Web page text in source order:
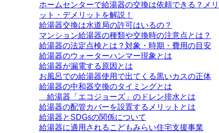
ホームセンターで給湯器の交換は依頼できる？メリ
ット・デメリットを解説！
給湯器交換は水道局の許可はいるの？
マンション給湯器の種類や交換時の注意点とは？
給湯器の法定点検とは？対象・時期・費用の目安
給湯器のウォーターハンマー現象とは
給湯器が漏電する原因とは
お風呂での給湯器使用で出てくる黒いカスの正体
給湯器の中和器交換のタイミングとは
給湯器「エコジョーズ」のドレン排水とは
給湯器の配管カバーを設置するメリットとは
給湯器とSDGsの関係について
給湯器に適用されるこどもみらい住宅支援事業